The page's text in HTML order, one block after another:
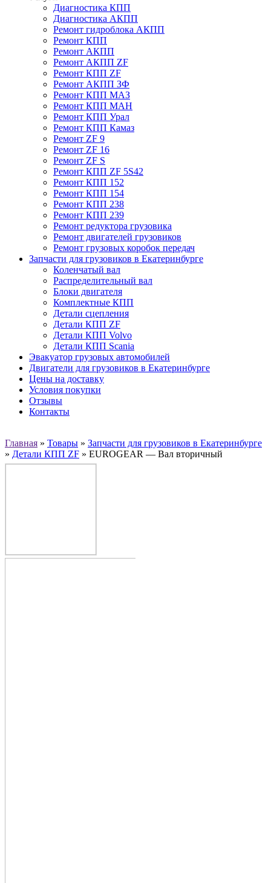
Диагностика КПП
Диагностика АКПП
Ремонт гидроблока АКПП
Ремонт КПП
Ремонт АКПП
Ремонт АКПП ZF
Ремонт КПП ZF
Ремонт АКПП ЗФ
Ремонт КПП МАЗ
Ремонт КПП МАН
Ремонт КПП Урал
Ремонт КПП Камаз
Ремонт ZF 9
Ремонт ZF 16
Ремонт ZF S
Ремонт КПП ZF 5S42
Ремонт КПП 152
Ремонт КПП 154
Ремонт КПП 238
Ремонт КПП 239
Ремонт редуктора грузовика
Ремонт двигателей грузовиков
Ремонт грузовых коробок передач
Запчасти для грузовиков в Екатеринбурге
Коленчатый вал
Распределительный вал
Блоки двигателя
Комплектные КПП
Детали сцепления
Детали КПП ZF
Детали КПП Volvo
Детали КПП Scania
Эвакуатор грузовых автомобилей
Двигатели для грузовиков в Екатеринбурге
Цены на доставку
Условия покупки
Отзывы
Контакты
Главная » Товары » Запчасти для грузовиков в Екатеринбурге
» Детали КПП ZF » EUROGEAR — Вал вторичный